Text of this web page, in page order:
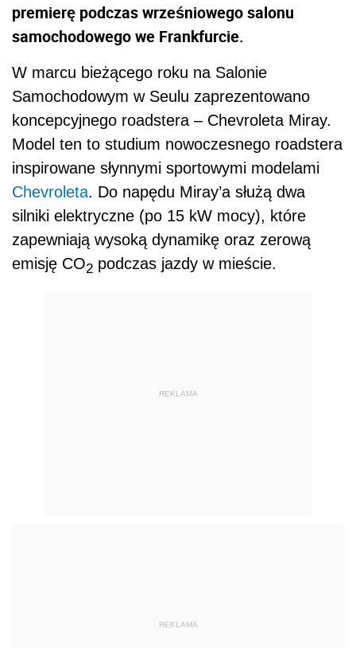
premierę podczas wrześniowego salonu
samochodowego we Frankfurcie.
W marcu bieżącego roku na Salonie
Samochodowym w Seulu zaprezentowano
koncepcyjnego roadstera – Chevroleta Miray.
Model ten to studium nowoczesnego roadstera
inspirowane słynnymi sportowymi modelami
Chevroleta. Do napędu Miray’a służą dwa
silniki elektryczne (po 15 kW mocy), które
zapewniają wysoką dynamikę oraz zerową
emisję CO2 podczas jazdy w mieście.
REKLAMA
REKLAMA